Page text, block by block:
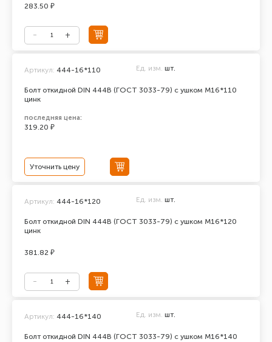
283.50 ₽
Болт откидной DIN 444В (ГОСТ 3033-79) с ушком М16*110
цинк
Артикул: 444-16*110 Ед. изм. шт.
последняя цена:
319.20 ₽
Уточнить цену
Болт откидной DIN 444В (ГОСТ 3033-79) с ушком М16*120
цинк
Артикул: 444-16*120 Ед. изм. шт.
381.82 ₽
Болт откидной DIN 444В (ГОСТ 3033-79) с ушком М16*140
Артикул: 444-16*140 Ед. изм. шт.